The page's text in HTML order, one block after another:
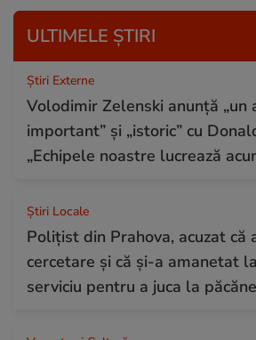
ULTIMELE ȘTIRI
Știri Externe
Volodimir Zelenski anunță „un
important” și „istoric” cu
„Echipele noastre lucrează
Știri Locale
Polițist din Prahova, acuzat că
cercetare și că și-a amanetat
serviciu pentru a juca la